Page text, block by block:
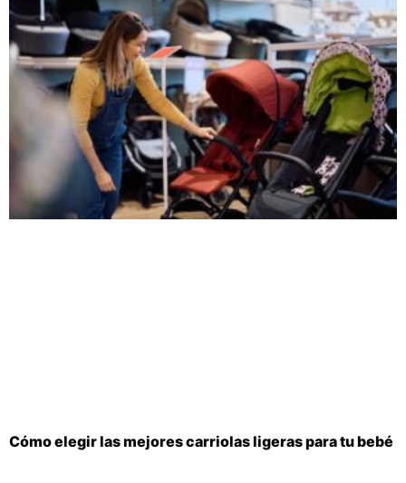
Cómo elegir las mejores carriolas ligeras para tu bebé